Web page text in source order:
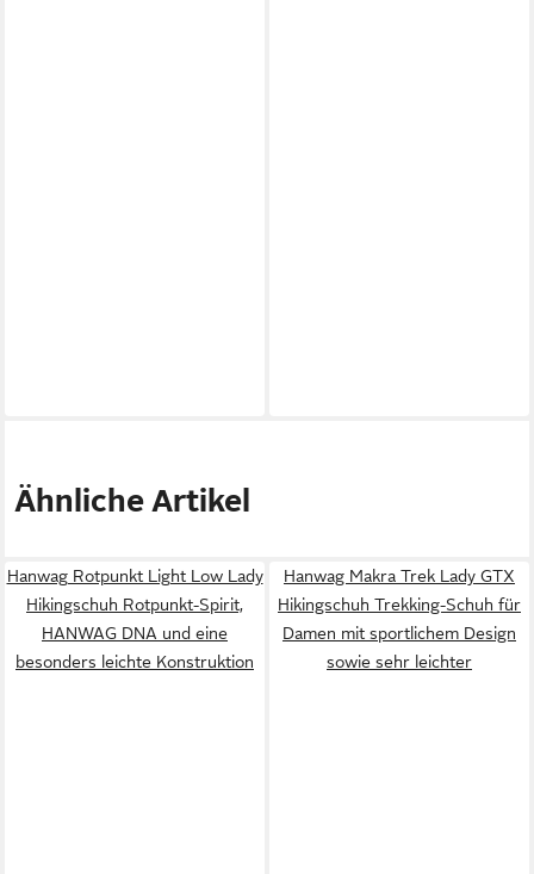
Ähnliche Artikel
Hanwag Rotpunkt Light Low Lady
Hikingschuh Rotpunkt-Spirit,
HANWAG DNA und eine
besonders leichte Konstruktion
Hanwag Makra Trek Lady GTX
Hikingschuh Trekking-Schuh für
Damen mit sportlichem Design
sowie sehr leichter